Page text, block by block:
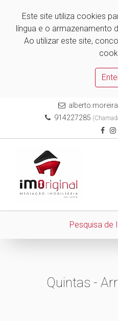
Este site utiliza cookies
língua e o armazenamento
Ao utilizar este site,
914227285
Pesquisa de
Quintas -